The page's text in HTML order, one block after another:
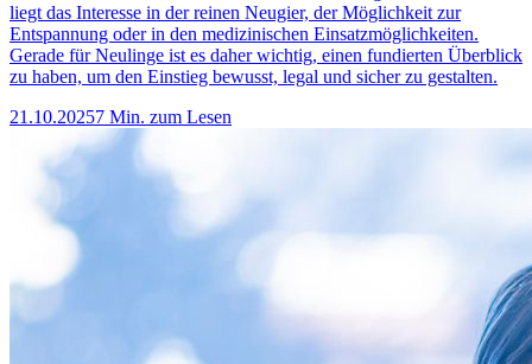
liegt das Interesse in der reinen Neugier, der Möglichkeit zur
Entspannung oder in den medizinischen Einsatzmöglichkeiten.
Gerade für Neulinge ist es daher wichtig, einen fundierten Überblick
zu haben, um den Einstieg bewusst, legal und sicher zu gestalten.
21.10.20257 Min. zum Lesen